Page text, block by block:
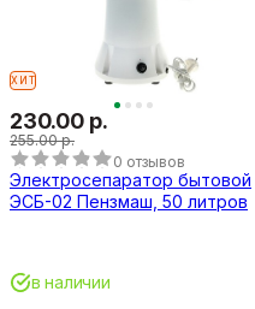
ХИТ
230.00 р.
255.00 р.
0 отзывов
Электросепаратор бытовой
ЭСБ-02 Пензмаш, 50 литров
в наличии